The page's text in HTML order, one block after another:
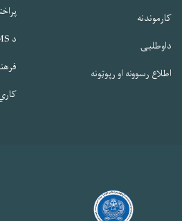
کارموندنه
داوطلبۍ
اطلاع رسوونه او رپوټونه
د BTIMS پروژي